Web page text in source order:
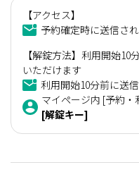
【アクセス】
予約確定時に送信さ
【解錠方法】利用開始10
いただけます
利用開始10分前に送
マイページ内 [予約・
[解錠キー]